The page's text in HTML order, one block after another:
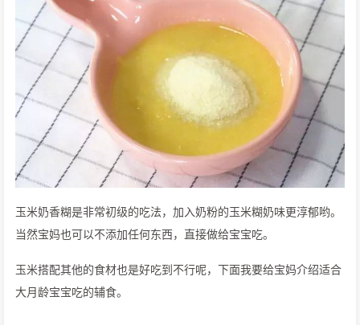
玉米奶香糊是非常初级的吃法，加入奶粉的玉米糊奶味更淳郁哟。
当然宝妈也可以不添加任何东西，直接做给宝宝吃。
玉米搭配其他的食材也是好吃到不行呢，下面我要给宝妈介绍适合
大月龄宝宝吃的辅食。